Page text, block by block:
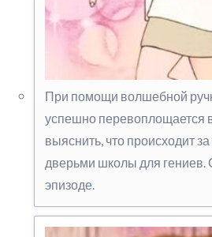
При помощи волшебной
успешно перевоплощается
выяснить, что происходит
дверьми школы для гениев.
эпизоде.